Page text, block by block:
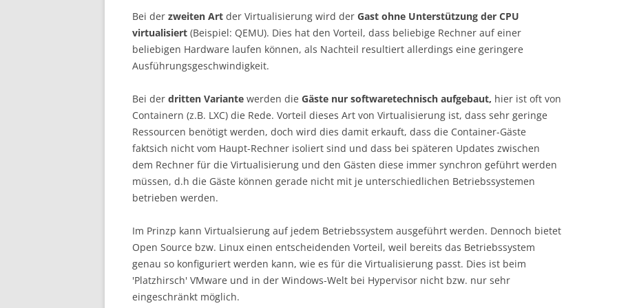
Bei der zweiten Art der Virtualisierung wird der Gast ohne Unterstützung der CPU
virtualisiert (Beispiel: QEMU). Dies hat den Vorteil, dass beliebige Rechner auf einer
beliebigen Hardware laufen können, als Nachteil resultiert allerdings eine geringere
Ausführungsgeschwindigkeit.
Bei der dritten Variante werden die Gäste nur softwaretechnisch aufgebaut, hier ist oft von
Containern (z.B. LXC) die Rede. Vorteil dieses Art von Virtualisierung ist, dass sehr geringe
Ressourcen benötigt werden, doch wird dies damit erkauft, dass die Container-Gäste
faktsich nicht vom Haupt-Rechner isoliert sind und dass bei späteren Updates zwischen
dem Rechner für die Virtualisierung und den Gästen diese immer synchron geführt werden
müssen, d.h die Gäste können gerade nicht mit je unterschiedlichen Betriebssystemen
betrieben werden.
Im Prinzp kann Virtualsierung auf jedem Betriebssystem ausgeführt werden. Dennoch bietet
Open Source bzw. Linux einen entscheidenden Vorteil, weil bereits das Betriebssystem
genau so konfiguriert werden kann, wie es für die Virtualisierung passt. Dies ist beim
'Platzhirsch' VMware und in der Windows-Welt bei Hypervisor nicht bzw. nur sehr
eingeschränkt möglich.